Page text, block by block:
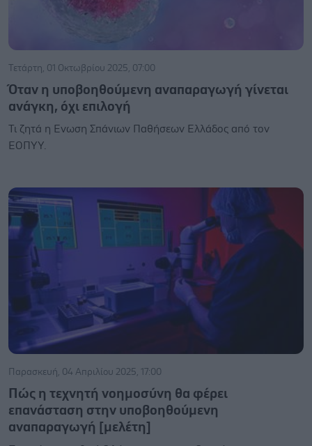
Τετάρτη, 01 Οκτωβρίου 2025, 07:00
Όταν η υποβοηθούμενη αναπαραγωγή γίνεται
ανάγκη, όχι επιλογή
Τι ζητά η Ενωση Σπάνιων Παθήσεων Ελλάδος από τον
ΕΟΠΥΥ.
Παρασκευή, 04 Απριλίου 2025, 17:00
Πώς η τεχνητή νοημοσύνη θα φέρει
επανάσταση στην υποβοηθούμενη
αναπαραγωγή [μελέτη]